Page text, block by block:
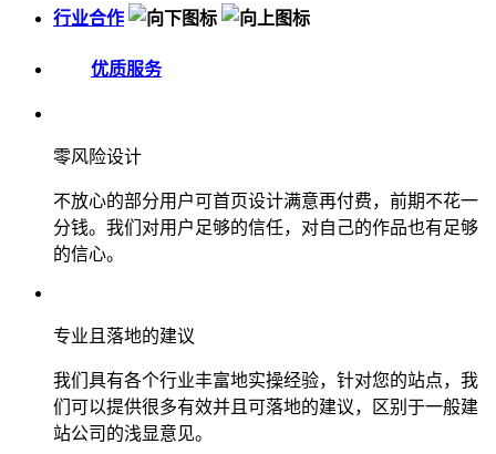
行业合作
优质服务
零风险设计
不放心的部分用户可首页设计满意再付费，前期不花一
分钱。我们对用户足够的信任，对自己的作品也有足够
的信心。
专业且落地的建议
我们具有各个行业丰富地实操经验，针对您的站点，我
们可以提供很多有效并且可落地的建议，区别于一般建
站公司的浅显意见。